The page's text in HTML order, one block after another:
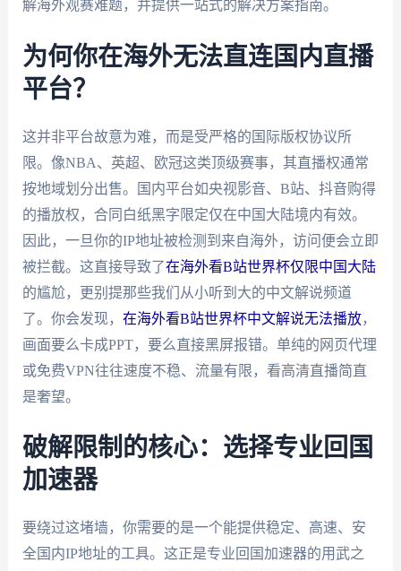
解海外观赛难题，并提供一站式的解决方案指南。
为何你在海外无法直连国内直播
平台？
这并非平台故意为难，而是受严格的国际版权协议所
限。像NBA、英超、欧冠这类顶级赛事，其直播权通常
按地域划分出售。国内平台如央视影音、B站、抖音购得
的播放权，合同白纸黑字限定仅在中国大陆境内有效。
因此，一旦你的IP地址被检测到来自海外，访问便会立即
被拦截。这直接导致了在海外看B站世界杯仅限中国大陆
的尴尬，更别提那些我们从小听到大的中文解说频道
了。你会发现， 在海外看B站世界杯中文解说无法播放，
画面要么卡成PPT，要么直接黑屏报错。单纯的网页代理
或免费VPN往往速度不稳、流量有限，看高清直播简直
是奢望。
破解限制的核心：选择专业回国
加速器
要绕过这堵墙，你需要的是一个能提供稳定、高速、安
全国内IP地址的工具。这正是专业回国加速器的用武之